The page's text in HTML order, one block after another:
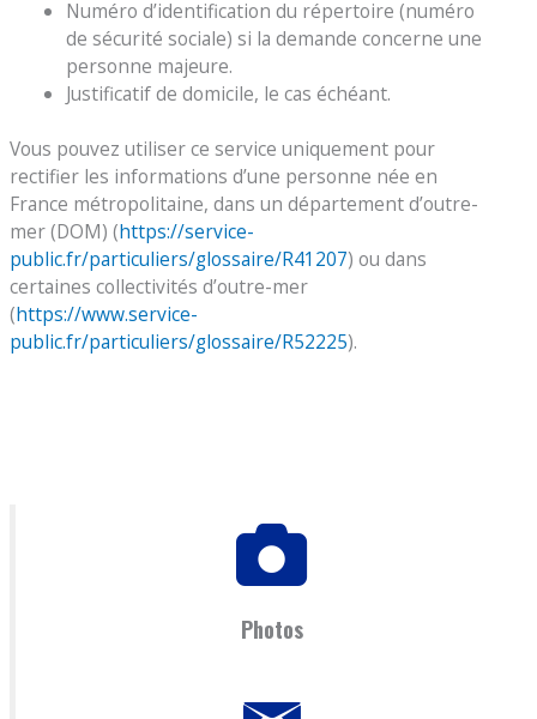
Numéro d’identification du répertoire (numéro
de sécurité sociale) si la demande concerne une
personne majeure.
Justificatif de domicile, le cas échéant.
Vous pouvez utiliser ce service uniquement pour
rectifier les informations d’une personne née en
France métropolitaine, dans un département d’outre-
mer (DOM) (https://service-
public.fr/particuliers/glossaire/R41207) ou dans
certaines collectivités d’outre-mer
(https://www.service-
public.fr/particuliers/glossaire/R52225).
Photos